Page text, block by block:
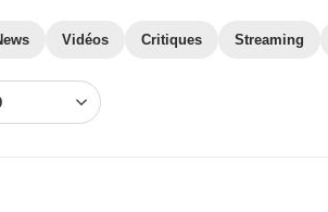
Vidéos Critiques Streaming